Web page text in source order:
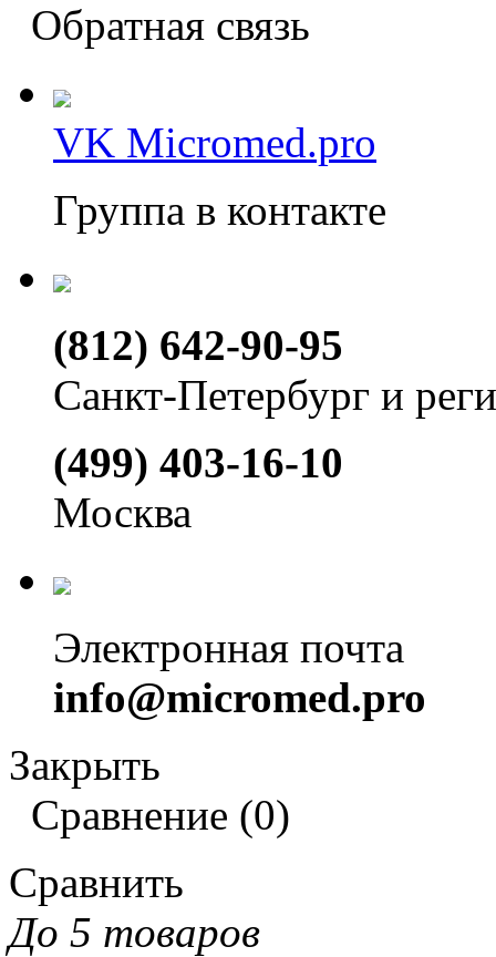
Обратная связь
VK Micromed.pro
Группа в контакте
(812) 642-90-95
Санкт-Петербург и
(499) 403-16-10
Москва
Электронная почта
info@micromed.pro
Закрыть
Сравнение (0)
Сравнить
До 5 товаров